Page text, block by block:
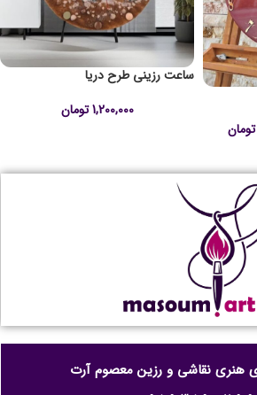
تومان
ساعت رزینی طرح دریا
1,200,000 تومان
هنری نقاشی و رزین معصوم آرت